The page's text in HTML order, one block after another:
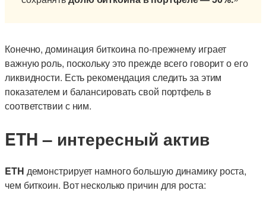
Конечно, доминация биткоина по-прежнему играет
важную роль, поскольку это прежде всего говорит о его
ликвидности. Есть рекомендация следить за этим
показателем и балансировать свой портфель в
соответствии с ним.
ETH– интересный актив
ETH демонстрирует намного большую динамику роста,
чем биткоин. Вот несколько причин для роста: